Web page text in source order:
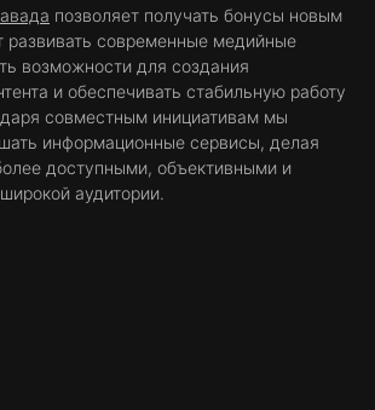
позволяет получать бонусы новым
развивать современные медийные
возможности для создания
и обеспечивать стабильную работу
совместным инициативам мы
информационные сервисы, делая
доступными, объективными и
аудитории.